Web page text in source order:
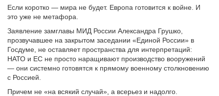
Если коротко — мира не будет. Европа готовится к войне. И
это уже не метафора.
Заявление замглавы МИД России Александра Грушко,
прозвучавшее на закрытом заседании «Единой России» в
Госдуме, не оставляет пространства для интерпретаций:
НАТО и ЕС не просто наращивают производство вооружений
— они системно готовятся к прямому военному столкновению
с Россией.
Причем не «на всякий случай», а всерьез и надолго.